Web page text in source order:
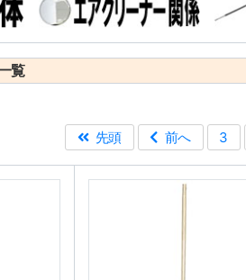
覧
先頭
前へ 3